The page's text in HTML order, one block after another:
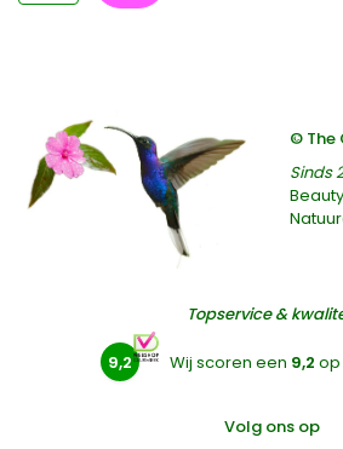
© The
Sinds
Topservice &
9,2 Wij scoren een 9,2 op
Volg ons op